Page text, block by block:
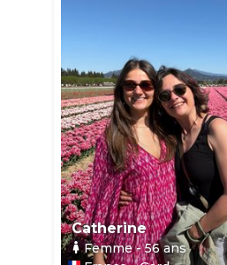
Catherine
Femme- 56ans